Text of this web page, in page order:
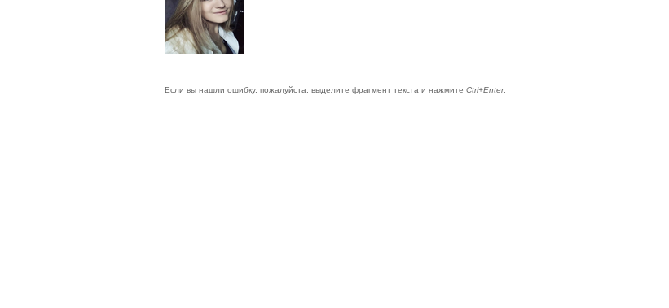
Если вы нашли ошибку, пожалуйста, выделите фрагмент текста и нажмите Ctrl+Enter.